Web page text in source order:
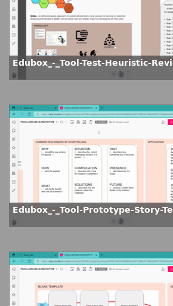
Edubox_-_Tool-Test-Heuristic-
Edubox_-_Tool-Prototype-Story-